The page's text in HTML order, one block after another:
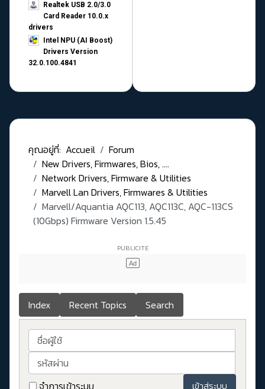
Realtek USB 2.0/3.0
Card Reader 10.0.x
drivers
Intel NPU (AI Boost)
Drivers Version
32.0.100.4841
คุณอยู่ที่: Accueil
Forum
New Drivers, Firmwares, Bios, ....
Network Drivers, Firmware & Utilities
Marvell Lan Drivers, Firmwares & Utilities
Marvell/Aquantia AQC113, AQC113C, AQC-113CS
(10Gbps) Firmware Version 1.5.45
Index Recent Topics Search
ชื่อผู้ใช้
รหัสผ่าน
เข้าสู่ระบบ